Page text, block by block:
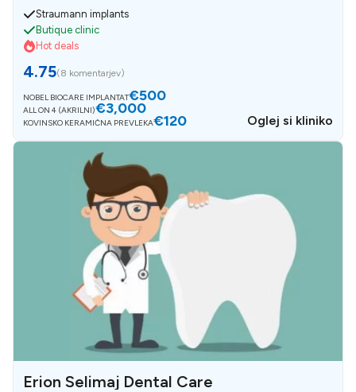
Straumann implants
Butique clinic
Hot deals
4.75(8 komentarjev)
NOBEL BIOCARE IMPLANTAT€500
ALL ON 4 (AKRILNI)€3,000
KOVINSKO KERAMIČNA PREVLEKA€120 Oglej si kliniko
Erion Selimaj Dental Care